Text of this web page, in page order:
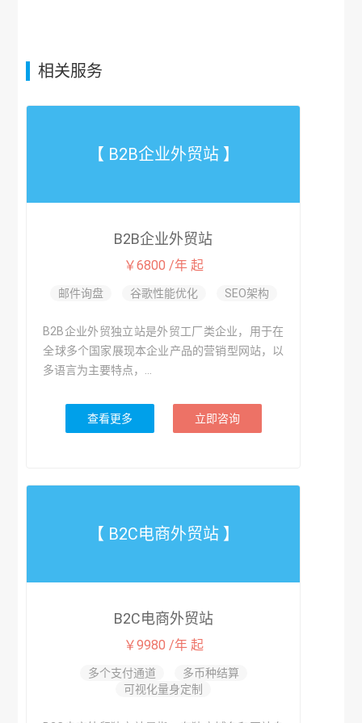
相关服务
【 B2B企业外贸站 】
B2B企业外贸站
￥6800 /年 起
邮件询盘 谷歌性能优化 SEO架构
B2B企业外贸独立站是外贸工厂类企业，用于在
全球多个国家展现本企业产品的营销型网站，以
多语言为主要特点，...
查看更多 立即咨询
【 B2C电商外贸站 】
B2C电商外贸站
￥9980 /年 起
多个支付通道
多币种结算
可视化量身定制